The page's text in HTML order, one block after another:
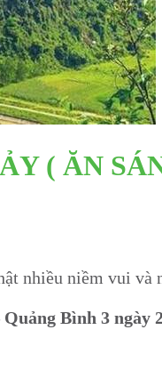
( ĂN
nhiều niềm vui và
Bình 3 ngày